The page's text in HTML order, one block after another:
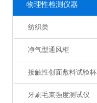
物理性检测仪器
纺织类
净气型通风柜
接触性创面敷料试验杯
牙刷毛束强度测试仪